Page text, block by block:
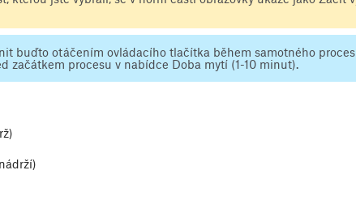
buďto otáčením ovládacího tlačítka během samotného
začátkem procesu v nabídce Doba mytí (1-10 minut).